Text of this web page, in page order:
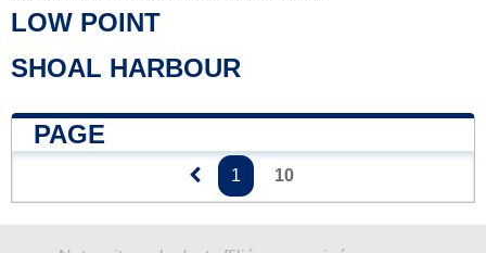
LOW POINT
SHOAL HARBOUR
PAGE
1 10